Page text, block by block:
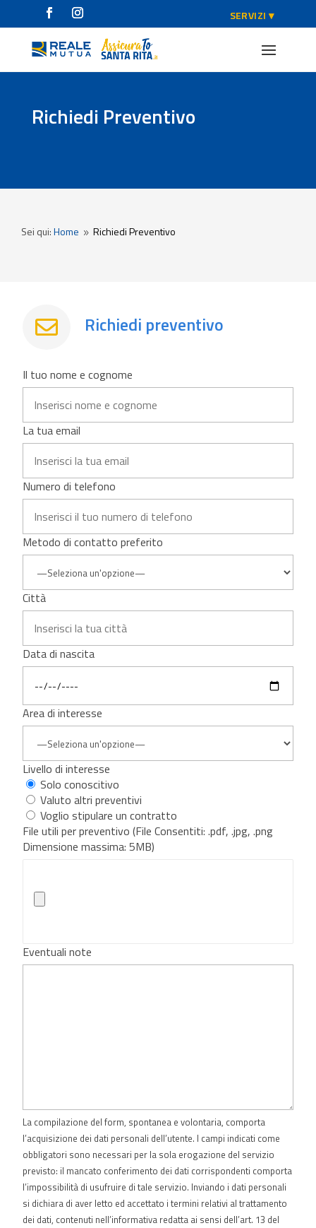
Richiedi Preventivo
Sei qui:Home 9 Richiedi Preventivo
 Richiedi preventivo
Il tuo nome e cognome
La tua email
Numero di telefono
Metodo di contatto preferito
Città
Data di nascita
Area di interesse
Livello di interesse
Solo conoscitivo
Valuto altri preventivi
Voglio stipulare un contratto
File utili per preventivo (File Consentiti: .pdf, .jpg, .png
Dimensione massima: 5MB)
Eventuali note
La compilazione del form, spontanea e volontaria, comporta
l’acquisizione dei dati personali dell’utente. I campi indicati come
obbligatori sono necessari per la sola erogazione del servizio
previsto: il mancato conferimento dei dati corrispondenti comporta
l’impossibilità di usufruire di tale servizio. Inviando i dati personali
si dichiara di aver letto ed accettato i termini relativi al trattamento
dei dati, contenuti nell’informativa redatta ai sensi dell’art. 13 del